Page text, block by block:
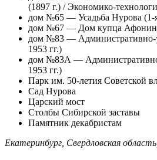
(1897 г.) / Экономико-
дом №65 — Усадьба Нурова (1-
дом №67 — Дом купца Афонина
дом №83 — Административно-
1953 гг.)
дом №83А —
1953 гг.)
Парк им. 50-летия Советской
Сад Нурова
Царский мост
Столбы Сибирской заставы
Памятник декабристам
Екатеринбург Свердловская область